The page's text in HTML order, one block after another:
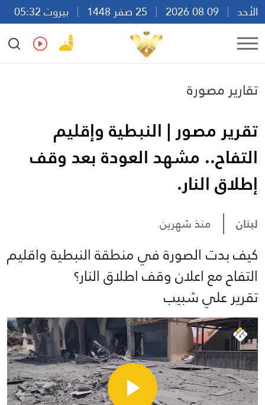
الأحد
بيروت 05:32
Ar
En Fr Es
تقارير مصورة
تقرير مصور | النبطية وإقليم
التفاح.. مشهد العودة بعد وقف
إطلاق النار.
لبنان منذ شهرين
كيف بدت الصورة في منطقة النبطية واقليم
التفاح مع اعلان وقف اطلاق النار؟
تقرير علي شبيب